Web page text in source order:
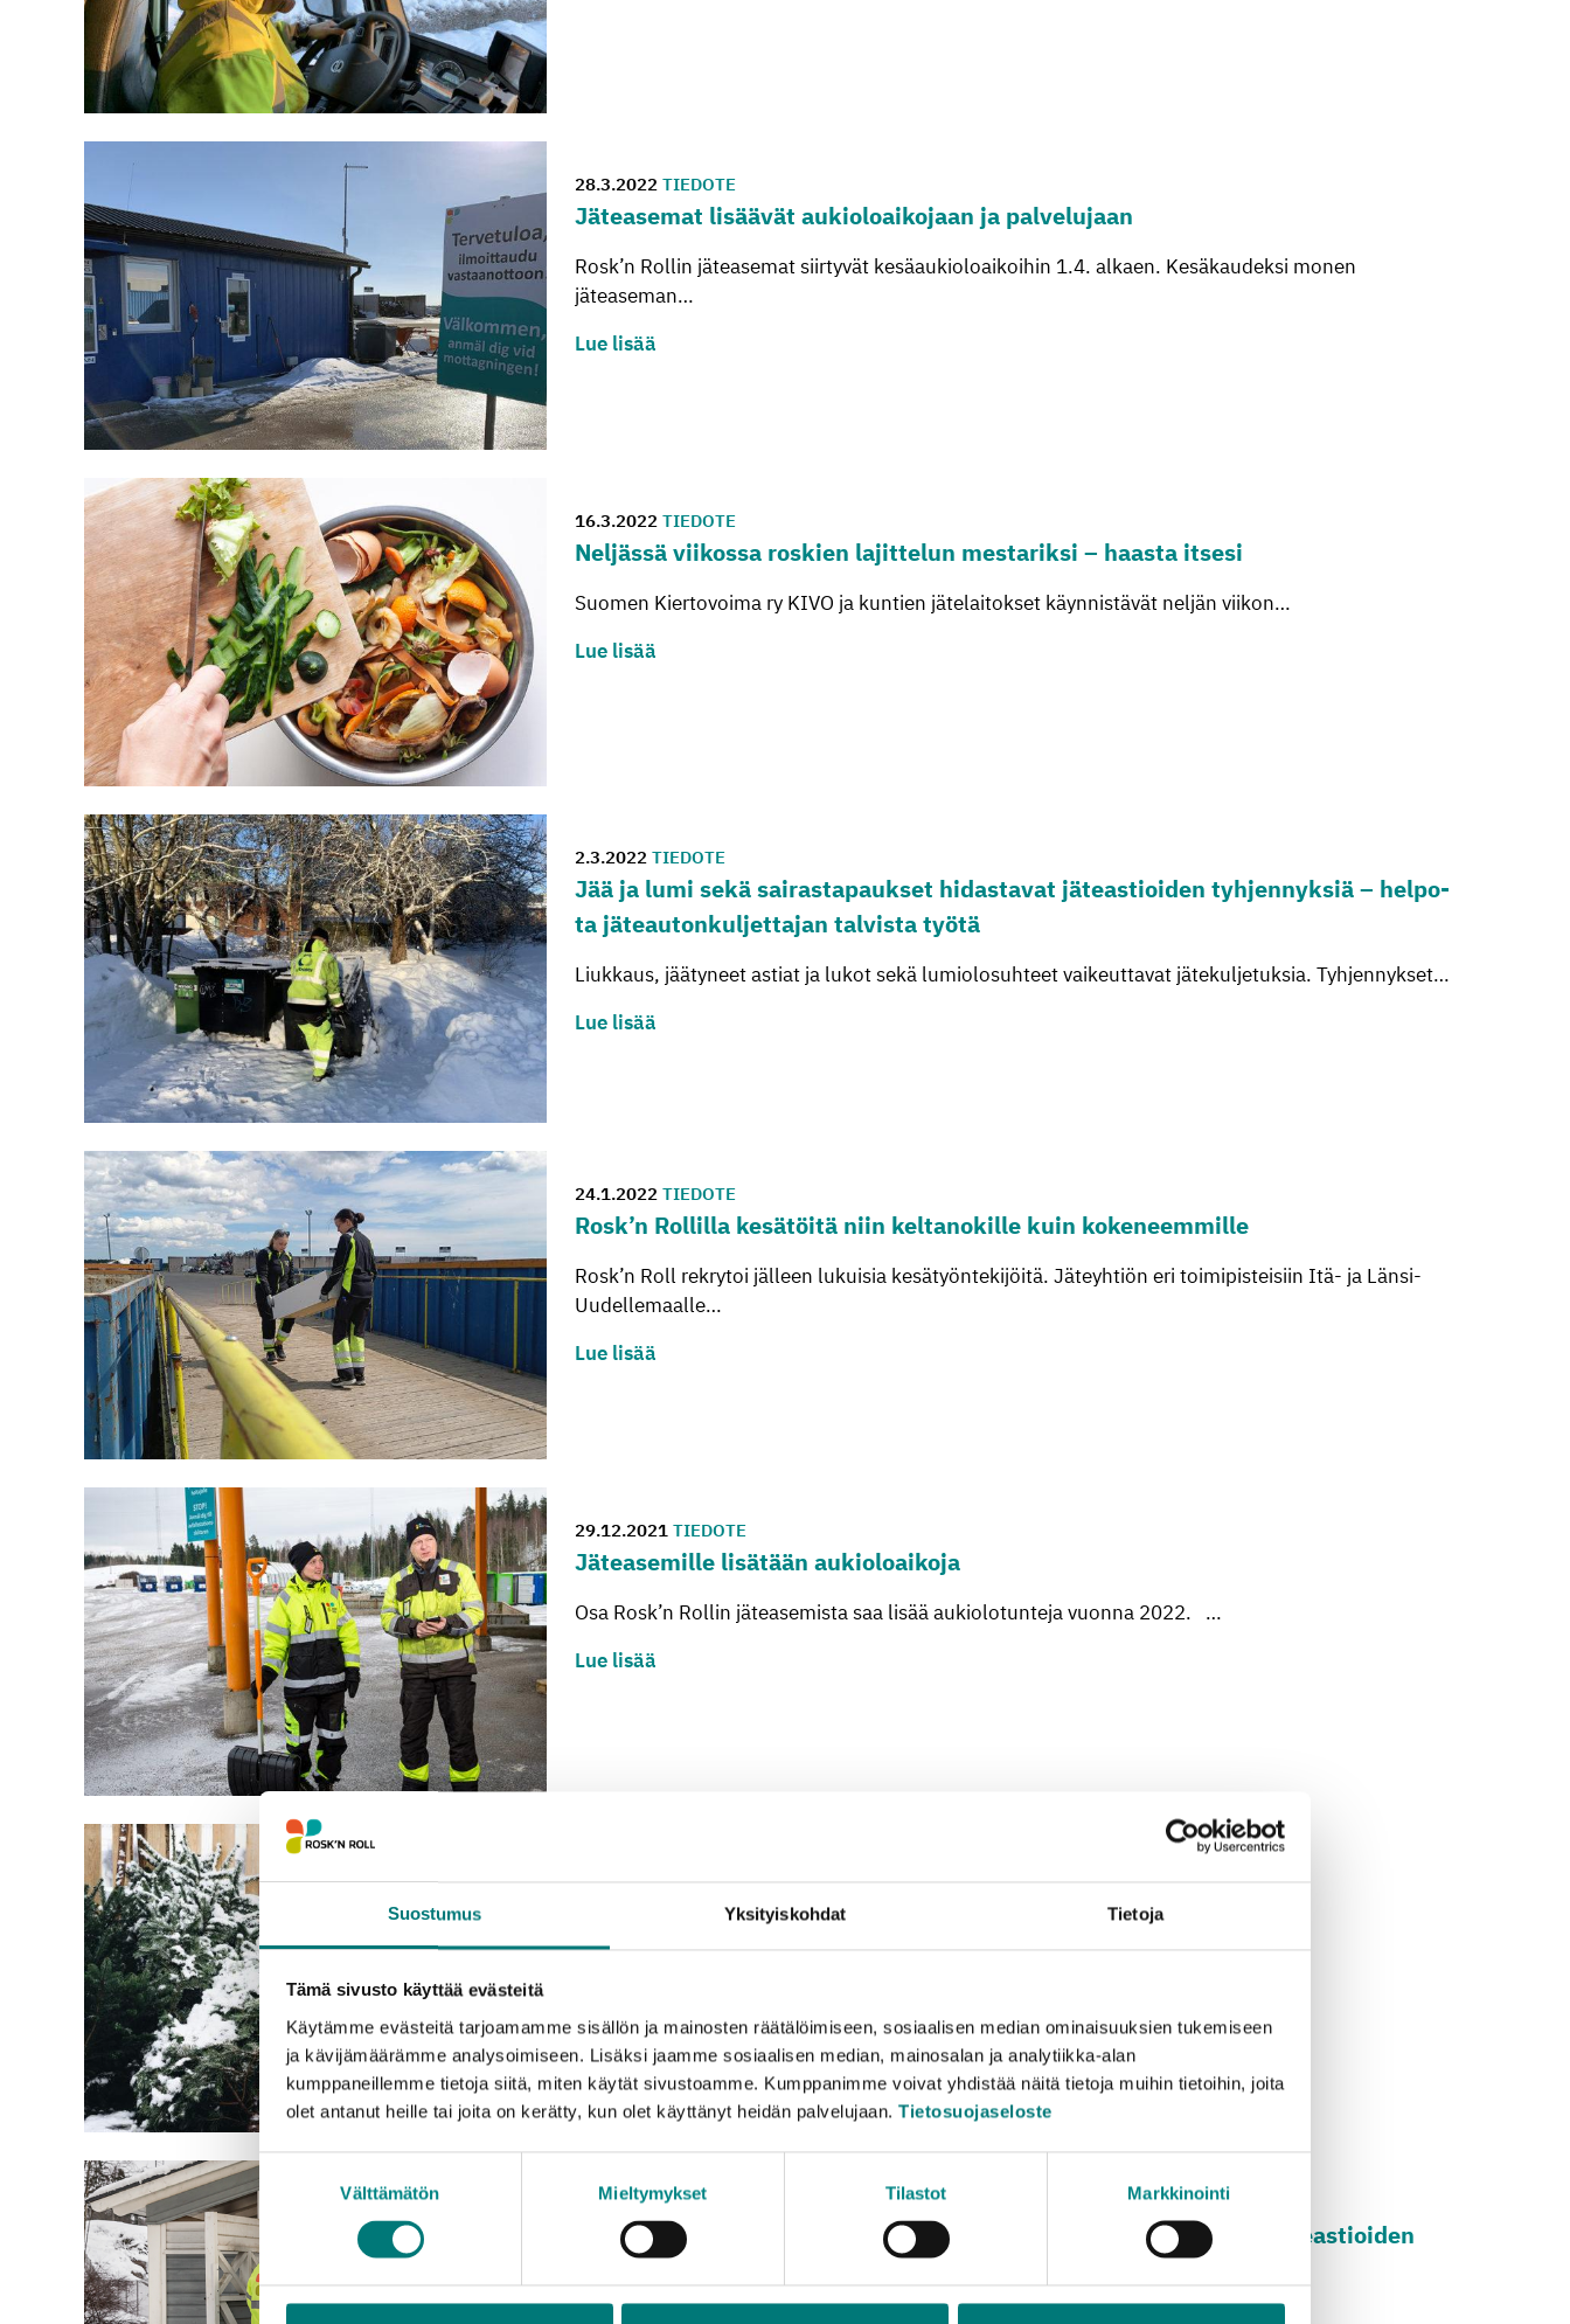
Suostumus Yksityiskohdat Tietoja
Tämä sivusto käyttää evästeitä
Käytämme evästeitä tarjoamamme sisällön ja mainosten räätälöimiseen, sosiaalisen median ominaisuuksien tukemiseen
ja kävijämäärämme analysoimiseen. Lisäksi jaamme sosiaalisen median, mainosalan ja analytiikka-alan
kumppaneillemme tietoja siitä, miten käytät sivustoamme. Kumppanimme voivat yhdistää näitä tietoja muihin tietoihin, joita
olet antanut heille tai joita on kerätty, kun olet käyttänyt heidän palvelujaan. Tietosuojaseloste
Suostumuksen
valinta
Välttämätön Mieltymykset Tilastot Markkinointi
28.3.2022 TIEDOTE
Jä­tea­se­mat li­sää­vät au­kio­loai­ko­jaan ja pal­ve­lu­jaan
Rosk’n Rollin jäteasemat siirtyvät kesäaukioloaikoihin 1.4. alkaen. Kesäkaudeksi monen
jäteaseman…
Lue lisää
16.3.2022 TIEDOTE
Nel­jäs­sä vii­kos­sa ros­kien la­jit­te­lun mes­ta­rik­si – haas­ta it­se­si
Suomen Kiertovoima ry KIVO ja kuntien jätelaitokset käynnistävät neljän viikon…
Lue lisää
2.3.2022 TIEDOTE
Jää ja lumi sekä sai­ras­ta­pauk­set hi­das­ta­vat jä­teas­tioi­den tyh­jen­nyk­siä – hel­po­
ta jä­teau­ton­kul­jet­ta­jan tal­vis­ta työtä
Liukkaus, jäätyneet astiat ja lukot sekä lumiolosuhteet vaikeuttavat jätekuljetuksia. Tyhjennykset…
Lue lisää
24.1.2022 TIEDOTE
Rosk’n Rol­lil­la ke­sä­töi­tä niin kel­ta­no­kil­le kuin ko­ke­neem­mil­le
Rosk’n Roll rekrytoi jälleen lukuisia kesätyöntekijöitä. Jäteyhtiön eri toimipisteisiin Itä- ja Länsi-
Uudellemaalle…
Lue lisää
29.12.2021 TIEDOTE
Jä­tea­se­mil­le li­sä­tään au­kio­loai­ko­ja
Osa Rosk’n Rollin jäteasemista saa lisää aukiolotunteja vuonna 2022. …
Lue lisää
Jou­lun viet­to tuo mu­ka­naan vaih­te­lua jä­te­huol­toon
Joulu lähestyy, ja se näkyy myös jätehuollossa. Tänä vuonna joulua vietetään…
8.12.2021 TIEDOTE
La­ji­tel­tu­jen jät­tei­den tyh­jen­nys­mak­sut ale­ne­vat, joi­hin­kin se­ka­jä­teas­tioi­den